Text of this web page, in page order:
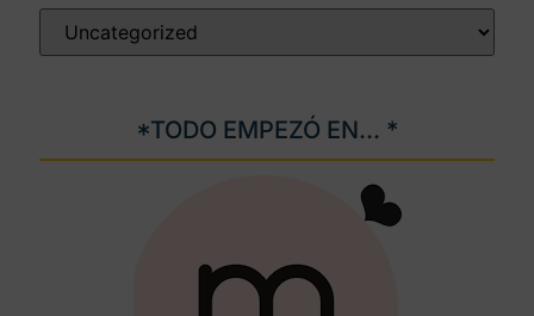
*TODO EMPEZÓ EN... *